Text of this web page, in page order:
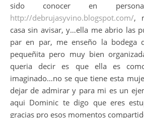
sido conocer en
http://debrujasyvino.blogspot.com/,
casa sin avisar, y…ella me abrio las
par en par, me enseño la bodega
pequeñita pero muy bien
queria decir es que ella es
imaginado…no se que tiene esta
dejar de admirar y para mi es un
aqui Dominic te digo que eres
gracias pro esos momentos